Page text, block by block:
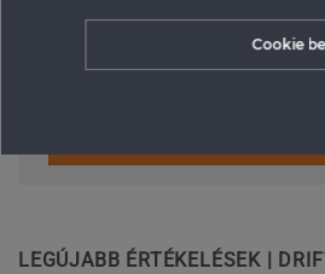
Honlap
LEGÚJABB ÉRTÉKELÉSEK |
Cookie